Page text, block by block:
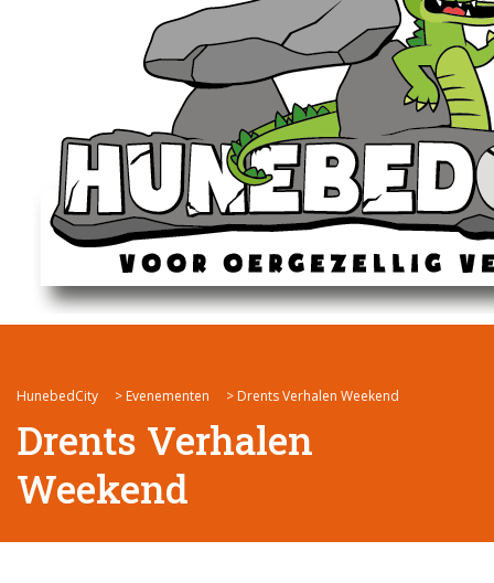
HunebedCity > Evenementen > Drents Verhalen Weekend
Drents Verhalen
Weekend